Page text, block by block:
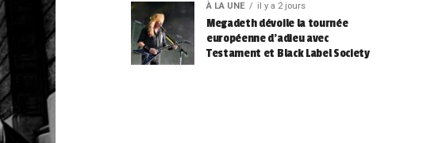
À LA UNE il y a 2 jours
Megadeth dévoile la tournée
européenne d’adieu avec
Testament et Black Label Society